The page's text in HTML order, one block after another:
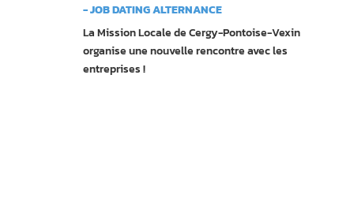
- JOB DATING ALTERNANCE
La Mission Locale de Cergy-Pontoise-Vexin
organise une nouvelle rencontre avec les
entreprises !